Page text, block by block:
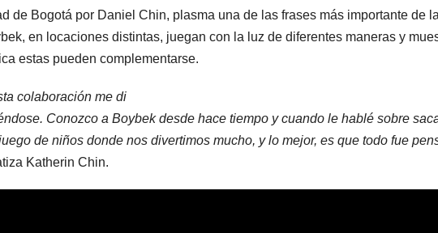
de Bogotá por Daniel Chin, plasma una de las frases más importante de
en locaciones distintas, juegan con la luz de diferentes maneras y
estas pueden complementarse.
colaboración me di
Conozco a Boybek desde hace tiempo y cuando le hablé sobre
de niños donde nos divertimos mucho, y lo mejor, es que todo fue
Katherin Chin.